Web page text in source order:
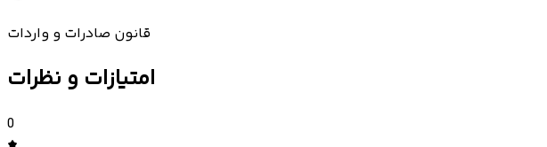
قانون صادرات و واردات
امتیازات و نظرات
0